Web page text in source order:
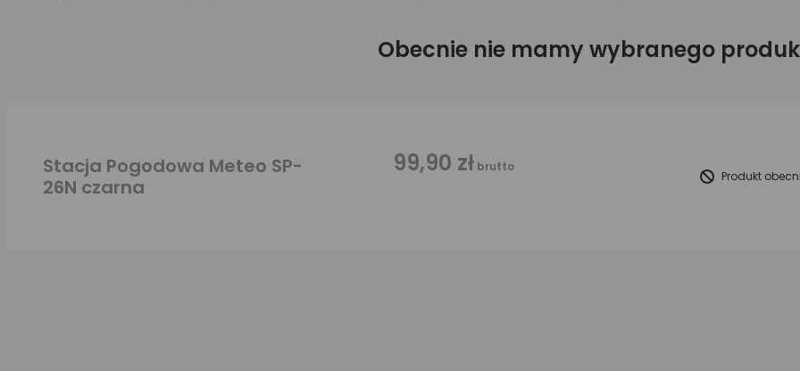
Obecnie nie mamy wybranego
Stacja Pogodowa Meteo SP-
26N czarna
99,90 zł brutto
Produkt